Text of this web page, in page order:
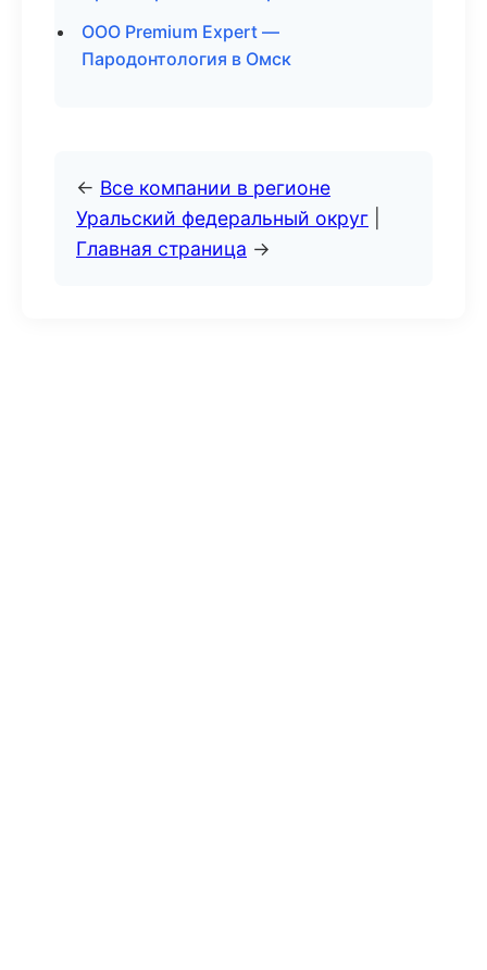
ООО Premium Expert —
Пародонтология в Омск
← Все компании в регионе
Уральский федеральный округ
Главная страница →